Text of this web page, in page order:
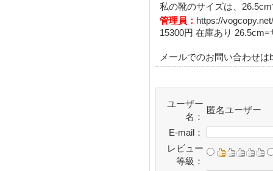
私の靴のサイズは、
管理員： https://
15300円 在庫あり 26.5cm=
メールでのお問い合わせ
ユーザー
名：
匿名ユーザー
E-mail：
レビュー
等級：